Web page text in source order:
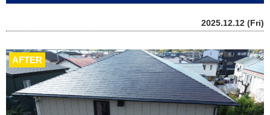
2025.12.12 (Fri)
AFTER